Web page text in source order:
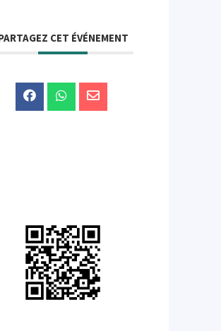
CET ÉVÉNEMENT